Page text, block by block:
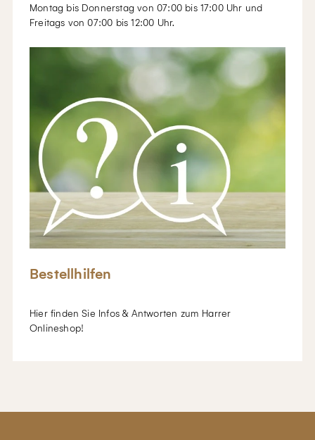
Montag bis Donnerstag von 07:00 bis 17:00 Uhr und
Freitags von 07:00 bis 12:00 Uhr.
Bestellhilfen
Hier finden Sie Infos & Antworten zum Harrer
Onlineshop!